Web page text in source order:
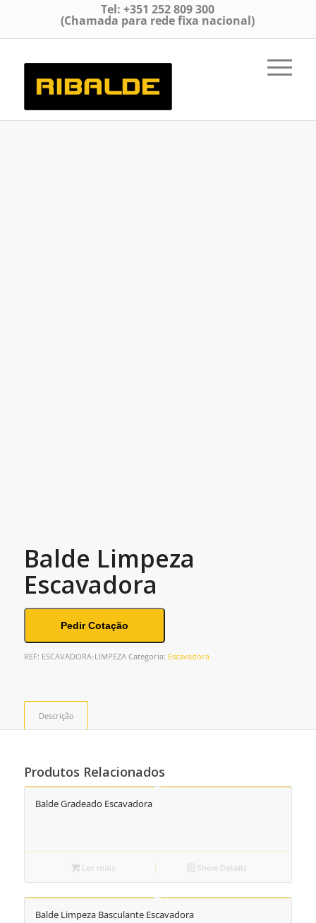
Tel: +351 252 809 300
(Chamada para rede fixa nacional)
Balde Limpeza
Escavadora
Pedir Cotação
REF: ESCAVADORA-LIMPEZA Categoria: Escavadora
Descrição
Produtos Relacionados
Balde Gradeado Escavadora
Ler mais Show Details
Balde Limpeza Basculante Escavadora